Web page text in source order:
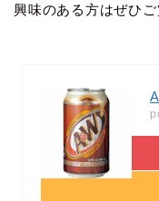
興味のある方はぜひご